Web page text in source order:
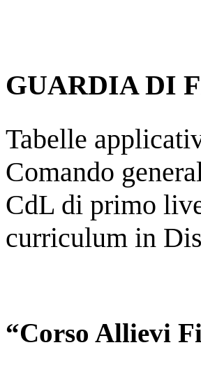
GUARDIA DI
Tabelle
Comando
CdL di primo
curriculum in
“Corso Allievi